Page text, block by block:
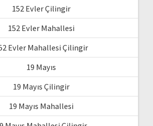
152 Evler Çilingir
152 Evler Mahallesi
Evler Mahallesi Çilingir
19 Mayıs
19 Mayıs Çilingir
19 Mayıs Mahallesi